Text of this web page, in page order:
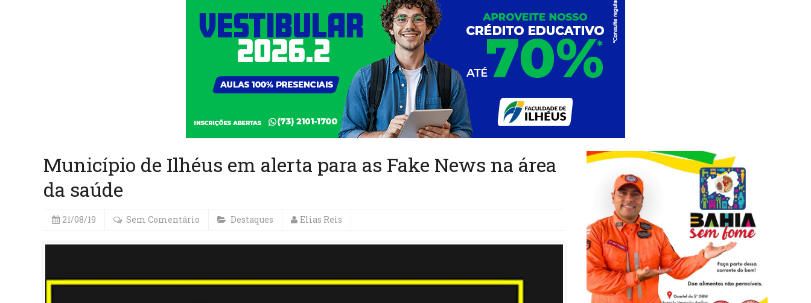
Município de Ilhéus em alerta para as Fake News na área
da saúde
21/08/19 Sem Comentário Destaques Elias Reis